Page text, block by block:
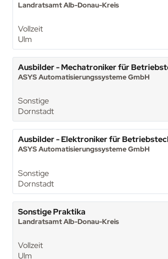
Landratsamt Alb-Donau-Kreis
Vollzeit
Ulm
ASYS Automatisierungssysteme GmbH
Sonstige
Dornstadt
ASYS Automatisierungssysteme GmbH
Sonstige
Dornstadt
Sonstige Praktika
Landratsamt Alb-Donau-Kreis
Vollzeit
Ulm